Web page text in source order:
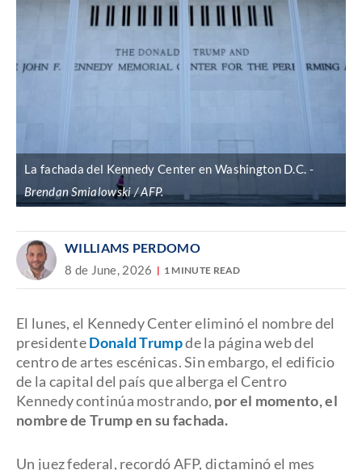
La fachada del Kennedy Center en Washington D.C.
Brendan Smialowski / AFP.
WILLIAMS PERDOMO
8 de June, 2026 1 MINUTE READ
El lunes, el Kennedy Center eliminó el nombre del
presidenteDonald Trumpde la página web del
centro de artes escénicas. Sin embargo, el edificio
de la capital del país que alberga el Centro
Kennedy continúa mostrando, por el momento, el
nombre de Trump en su fachada.
Un juez federal, recordó AFP, dictaminó el mes